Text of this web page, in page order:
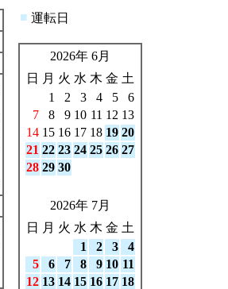
■ 運転日
2026年 6月
日
月 火 水 木 金 土
1
2 3 4 5
6
7
8 9 10 11 12 13
14 15 16 17 18 19 20
21 22 23 24 25 26 27
28 29 30
2026年 7月
日
月 火 水 木 金 土
1
2 3
4
5
6 7 8 9 10 11
12 13 14 15 16 17 18